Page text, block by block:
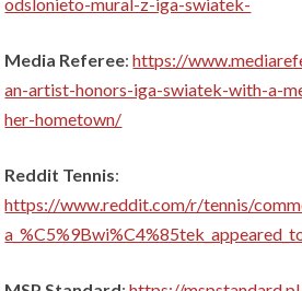
odslonieto-mural-z-iga-swiatek-
Media Referee:https://
an-artist-honors-iga-swiatek-with-a-
her-hometown/
Reddit Tennis:
https://www.reddit.com/r/tennis/